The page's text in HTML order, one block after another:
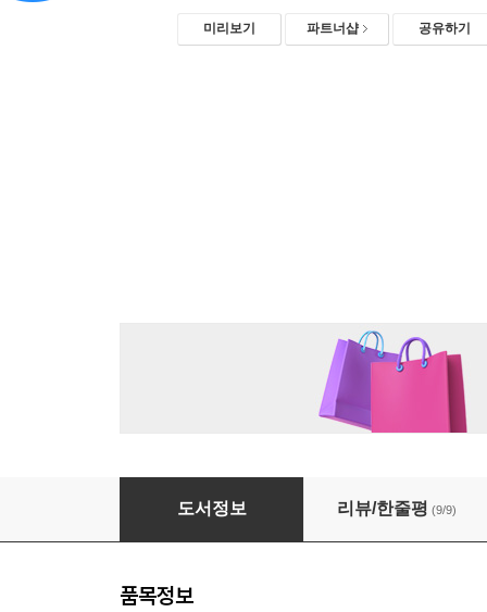
미리보기 파트너샵 공유하기
호피무늬 모자
도서정보 리뷰/한줄평 (9/9)
품목정보